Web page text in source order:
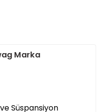
Marka
Süspansiyon